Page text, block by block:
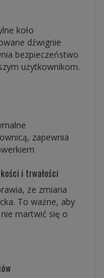
koło
dźwignie
bezpieczeństwo
użytkownikom.
zapewnia
i trwałości
że zmiana
To ważne, aby
martwić się o